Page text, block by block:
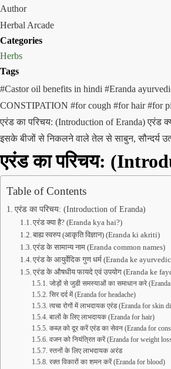
Author
Herbal Arcade
Categories
Herbs
Tags
#Castor oil benefits in hindi #Eranda
CONSTIPATION #for cough #for hair#for
एरंड का परिचय: (Introduction of Eranda) एरंड
इसके बीजों से निकलने वाले तेल से साबुन, सौन्दर्य
एरंड का परिचय:
Table of Contents
एरंड का परिचय: (Introduction of Eranda)
एरंड क्या है? (Eranda kya hai?)
बाह्य स्वरुप (आकृति विज्ञान) (Eranda ki akriti)
एरंड के सामान्य नाम (Eranda common names)
एरंड के आयुर्वेदिक गुण धर्म (Eranda ke
एरंड के औषधीय फायदे एवं उपयोग (Eranda ke
जोड़ों से जुडी समस्याओं का समाधान करे
सिर दर्द में (Eranda for headache)
त्वचा रोगों में लाभदायक एरंड (Eranda for skin
बालों के लिए लाभदायक (Eranda for hair)
कब्ज़ को दूर करें एरंड का सेवन (Eranda for
वजन को नियंत्रित करें (Eranda for weight
स्तनों के लिए लाभदायक अरंड
रक्त विकारों का शमन करें (Eranda for blood)